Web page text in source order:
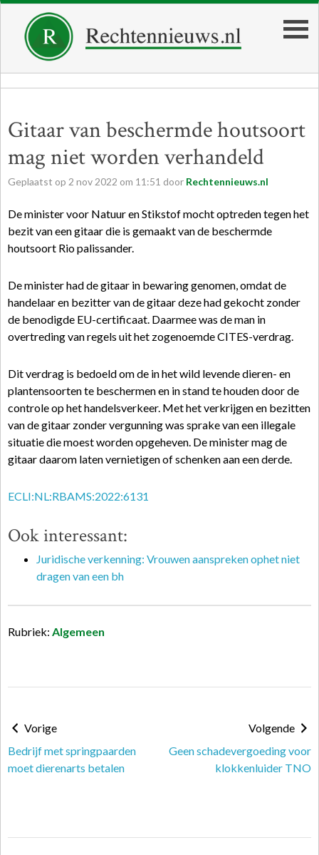
Gitaar van beschermde houtsoort
mag niet worden verhandeld
Geplaatst op 2 nov 2022 om 11:51 door Rechtennieuws.nl
De minister voor Natuur en Stikstof mocht optreden tegen het
bezit van een gitaar die is gemaakt van de beschermde
houtsoort Rio palissander.
De minister had de gitaar in bewaring genomen, omdat de
handelaar en bezitter van de gitaar deze had gekocht zonder
de benodigde EU-certificaat. Daarmee was de man in
overtreding van regels uit het zogenoemde CITES-verdrag.
Dit verdrag is bedoeld om de in het wild levende dieren- en
plantensoorten te beschermen en in stand te houden door de
controle op het handelsverkeer. Met het verkrijgen en bezitten
van de gitaar zonder vergunning was sprake van een illegale
situatie die moest worden opgeheven. De minister mag de
gitaar daarom laten vernietigen of schenken aan een derde.
ECLI:NL:RBAMS:2022:6131
Ook interessant:
Juridische verkenning: Vrouwen aanspreken ophet niet
dragen van een bh
Rubriek: Algemeen
Vorige
Bedrijf met springpaarden
moet dierenarts betalen
Volgende
Geen schadevergoeding voor
klokkenluider TNO